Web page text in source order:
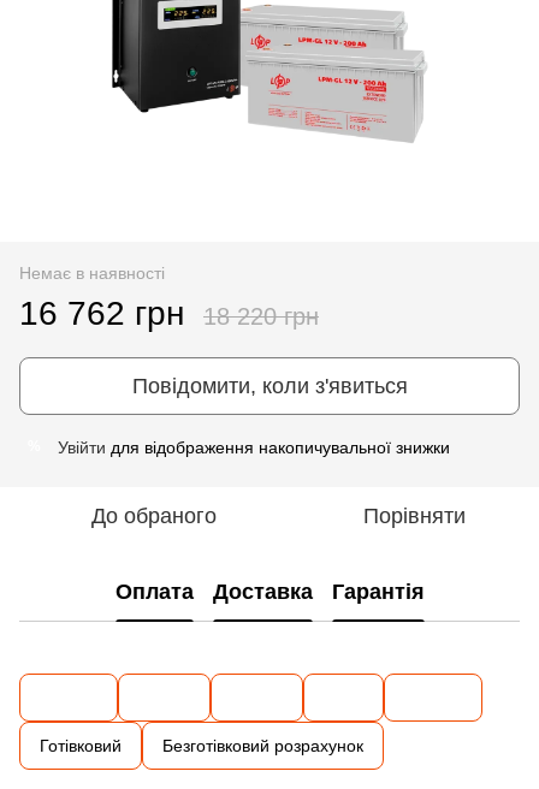
Немає в наявності
16 762 грн 18 220 грн
Повідомити, коли з'явиться
Увійти для відображення накопичувальної знижки
До обраного Порівняти
Оплата Доставка Гарантія
Готівковий Безготівковий розрахунок